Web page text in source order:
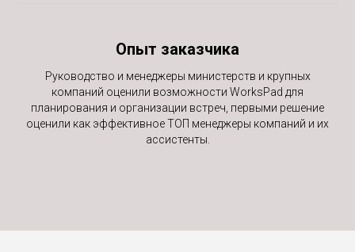
Опыт заказчика
Руководство и менеджеры министерств и крупных
компаний оценили возможности WorksPad для
планирования и организации встреч, первыми решение
оценили как эффективное ТОП менеджеры компаний и их
ассистенты.